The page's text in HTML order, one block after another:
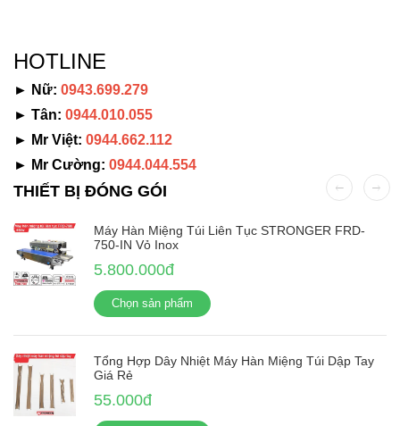
HOTLINE
► Nữ: 0943.699.279
► Tân: 0944.010.055
► Mr Việt: 0944.662.112
► Mr Cường: 0944.044.554
THIẾT BỊ ĐÓNG GÓI
Máy Hàn Miệng Túi Liên Tục STRONGER FRD-
750-IN Vỏ Inox
5.800.000đ
Chọn sản phẩm
Tổng Hợp Dây Nhiệt Máy Hàn Miệng Túi Dập Tay
Giá Rẻ
55.000đ